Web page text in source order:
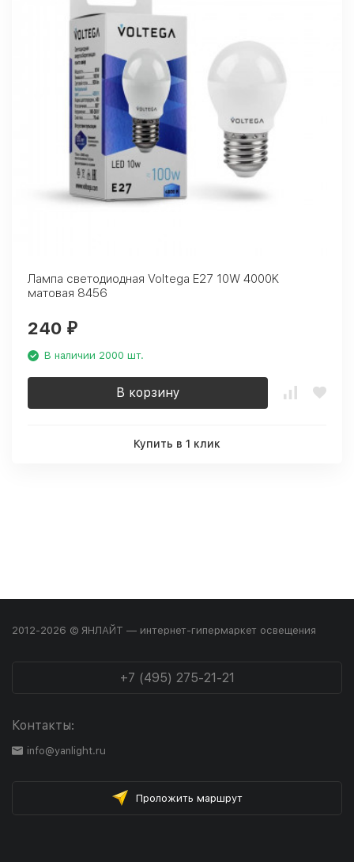
Лампа светодиодная Voltega E27 10W 4000K
матовая 8456
240 ₽
В наличии 2000 шт.
В корзину
Купить в 1 клик
2012-2026 © ЯНЛАЙТ — интернет-гипермаркет освещения
+7 (495) 275-21-21
Контакты:
info@yanlight.ru
Проложить маршрут